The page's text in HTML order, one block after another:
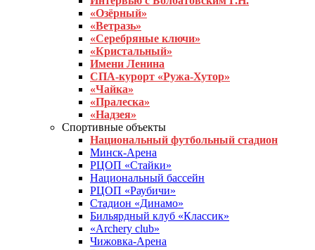
«Озёрный»
«Ветразь»
«Серебряные ключи»
«Кристальный»
Имени Ленина
СПА-курорт «Ружа-Хутор»
«Чайка»
«Пралеска»
«Надзея»
Спортивные объекты
Национальный футбольный стадион
Минск-Арена
РЦОП «Стайки»
Национальный бассейн
РЦОП «Раубичи»
Стадион «Динамо»
Бильярдный клуб «Классик»
«Archery club»
Чижовка-Арена